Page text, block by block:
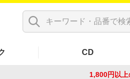
CD
1,800円以